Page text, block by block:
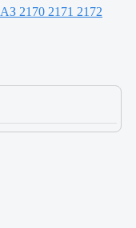
2170 2171 2172